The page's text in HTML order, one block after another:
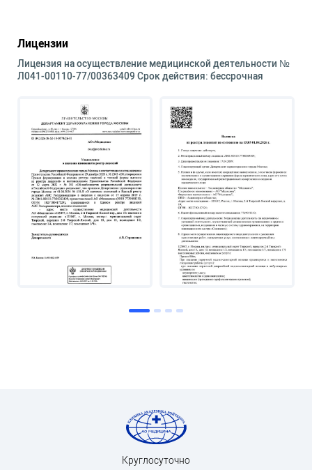
Лицензии
Лицензия на осуществление медицинской деятельности №
Л041-00110-77/00363409 Срок действия: бессрочная
Круглосуточно